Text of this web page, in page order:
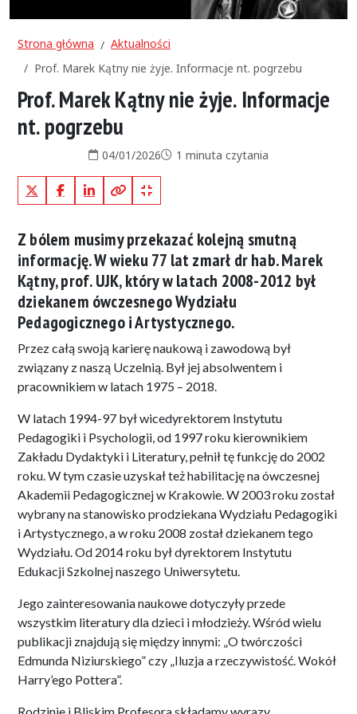
Strona główna
Aktualności
Prof. Marek Kątny nie żyje. Informacje nt. pogrzebu
Prof. Marek Kątny nie żyje. Informacje
nt. pogrzebu
Data publikacji:
04/01/2026Czas czytania:
1 minuta czytania
X (Twitter)FacebookLinkedInKopiuj pełny link
Kopiuj krótki link
Z bólem musimy przekazać kolejną smutną
informację. W wieku 77 lat zmarł dr hab. Marek
Kątny, prof. UJK, który w latach 2008-2012 był
dziekanem ówczesnego Wydziału
Pedagogicznego i Artystycznego.
Przez całą swoją karierę naukową i zawodową był
związany z naszą Uczelnią. Był jej absolwentem i
pracownikiem w latach 1975 – 2018.
W latach 1994-97 był wicedyrektorem Instytutu
Pedagogiki i Psychologii, od 1997 roku kierownikiem
Zakładu Dydaktyki i Literatury, pełnił tę funkcję do 2002
roku. W tym czasie uzyskał też habilitację na ówczesnej
Akademii Pedagogicznej w Krakowie. W 2003 roku został
wybrany na stanowisko prodziekana Wydziału Pedagogiki
i Artystycznego, a w roku 2008 został dziekanem tego
Wydziału. Od 2014 roku był dyrektorem Instytutu
Edukacji Szkolnej naszego Uniwersytetu.
Jego zainteresowania naukowe dotyczyły przede
wszystkim literatury dla dzieci i młodzieży. Wśród wielu
publikacji znajdują się między innymi: „O twórczości
Edmunda Niziurskiego” czy „Iluzja a rzeczywistość. Wokół
Harry’ego Pottera”.
Rodzinie i Bliskim Profesora składamy wyrazy